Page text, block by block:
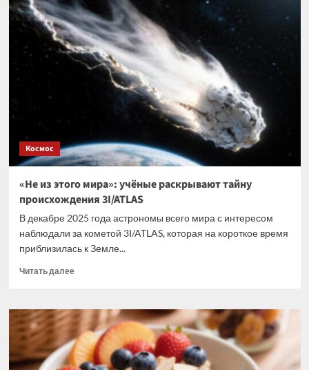
пахнет
космос:
астронавты
сравнили
его
жареным
Космос
«Не из этого мира»: учёные раскрывают тайну
происхождения 3I/ATLAS
В декабре 2025 года астрономы всего мира с интересом
наблюдали за кометой 3I/ATLAS, которая на короткое время
приблизилась к Земле...
Читать далееПрочитать
«Не
из
этого
мира»:
учёные